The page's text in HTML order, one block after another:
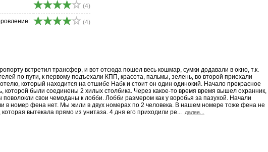
(4)
(4)
встретил трансфер, и вот отсюда пошел весь кошмар, сумки додавали в окно, т.к.
по пути, к первому подъехали КПП, красота, пальмы, зелень, во второй приехали
который находится на отшибе Набк и стоит он один одинокий. Начало прекрасное
которой были соединены 2 хилых столбика. Через какое-то время время вышел охранник,
свои чемоданы к лобби. Лобби размером как у воробья за пазухой. Начали
в номер фена нет. Мы жили в двух номерах по 2 человека. В нашем номере тоже фена не
вытекала прямо из унитаза. 4 дня его приходили ре... далее...